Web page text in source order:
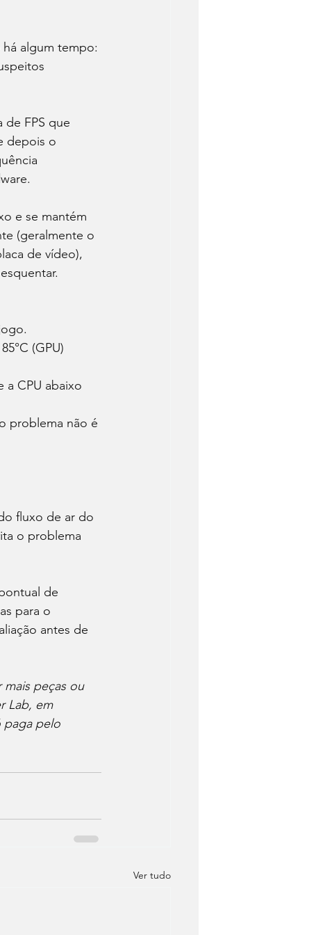
algum tempo:
de FPS que
depois o
e se mantém
(geralmente o
de vídeo),
(GPU)
a CPU abaixo
problema não é
fluxo de ar do
o problema
de
para o
antes de
mais peças ou
Lab, em
paga pelo
Ver tudo